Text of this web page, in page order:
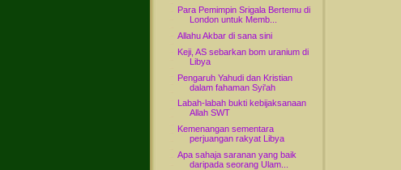
Para Pemimpin Srigala Bertemu di
London untuk Memb...
Allahu Akbar di sana sini
Keji, AS sebarkan bom uranium di
Libya
Pengaruh Yahudi dan Kristian
dalam fahaman Syi'ah
Labah-labah bukti kebijaksanaan
Allah SWT
Kemenangan sementara
perjuangan rakyat Libya
Apa sahaja saranan yang baik
daripada seorang Ulam...